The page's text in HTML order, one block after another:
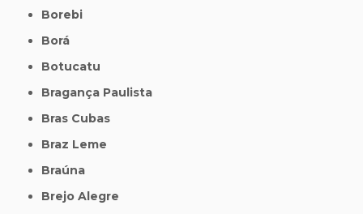
Borebi
Borá
Botucatu
Bragança Paulista
Bras Cubas
Braz Leme
Braúna
Brejo Alegre